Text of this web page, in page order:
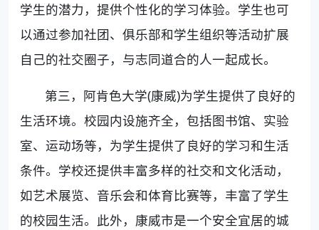
学生的潜力，提供个性化的学习体验。学生也可
以通过参加社团、俱乐部和学生组织等活动扩展
自己的社交圈子，与志同道合的人一起成长。
第三，阿肯色大学(康威)为学生提供了良好的
生活环境。校园内设施齐全，包括图书馆、实验
室、运动场等，为学生提供了良好的学习和生活
条件。学校还提供丰富多样的社交和文化活动，
如艺术展览、音乐会和体育比赛等，丰富了学生
的校园生活。此外，康威市是一个安全宜居的城